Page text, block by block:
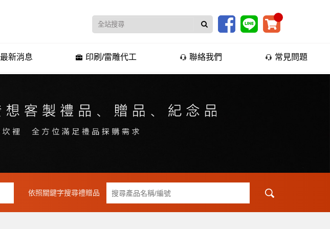
最新消息 印刷/雷雕代工 聯絡我們 常見問題
依照關鍵字搜尋禮贈品